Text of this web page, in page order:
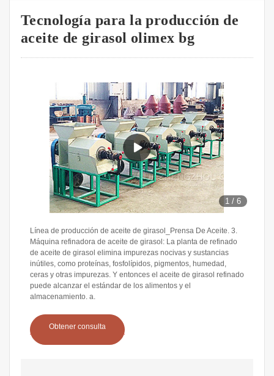
Tecnología para la producción de
aceite de girasol olimex bg
1 /6
Línea de producción de aceite de girasol_Prensa De Aceite. 3.
Máquina refinadora de aceite de girasol: La planta de refinado
de aceite de girasol elimina impurezas nocivas y sustancias
inútiles, como proteínas, fosfolípidos, pigmentos, humedad,
ceras y otras impurezas. Y entonces el aceite de girasol refinado
puede alcanzar el estándar de los alimentos y el
almacenamiento. a.
Obtener consulta